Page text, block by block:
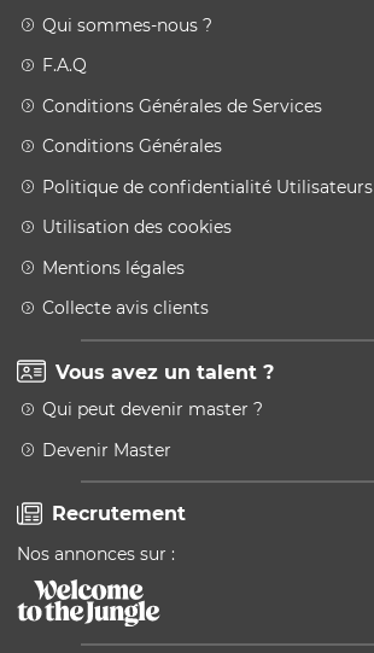
Qui sommes-nous ?
F.A.Q
Conditions Générales de Services
Conditions Générales
Politique de confidentialité Utilisateurs
Utilisation des cookies
Mentions légales
Collecte avis clients
Vous avez un talent ?
Qui peut devenir master ?
Devenir Master
Recrutement
Nos annonces sur :